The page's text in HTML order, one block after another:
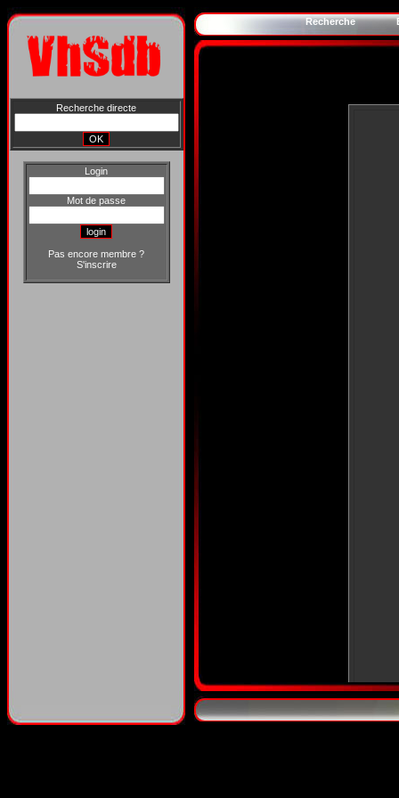
Recherche directe
Login
Mot de passe
Pas encore membre ?
S'inscrire
Recherche